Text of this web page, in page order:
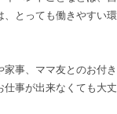
、とっても働きやすい
家事、ママ友とのお付き
事が出来なくても大丈